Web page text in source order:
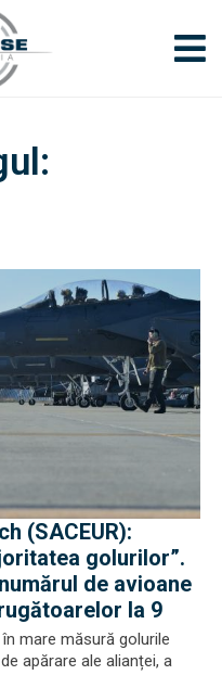
(SACEUR):
golurilor”.
de avioane
la 9
mare măsură golurile
apărare ale alianței, a